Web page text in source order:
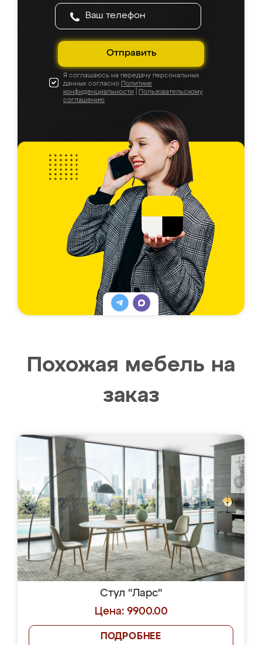
Отправить
Я соглашаюсь на передачу персональных
данных согласно Политике
конфиденциальности
Пользовательскому
соглашению
Похожая мебель на
заказ
Стул "Ларс"
Цена: 9900.00
ПОДРОБНЕЕ